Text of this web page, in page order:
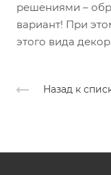
решениями –
вариант! При
этого вида
Назад к